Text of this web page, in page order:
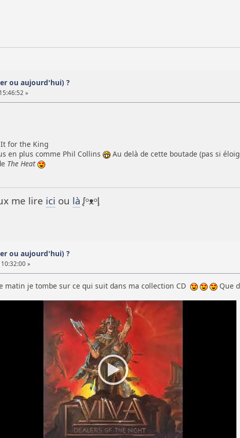
ou aujourd'hui) ?
»
It for the King
en plus comme Phil Collins
Au delà de cette boutade (pas si
The Heat
me lire ici ou là ᶘᵒᴥᵒᶅ
ou aujourd'hui) ?
»
matin je tombe sur ce qui suit dans ma collection CD
Que